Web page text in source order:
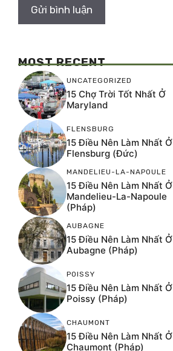
MOST RECENT
UNCATEGORIZED
15 Chợ Trời Tốt Nhất Ở
Maryland
FLENSBURG
15 Điều Nên Làm Nhất Ở
Flensburg (Đức)
MANDELIEU-LA-NAPOULE
15 Điều Nên Làm Nhất Ở
Mandelieu-La-Napoule
(Pháp)
AUBAGNE
15 Điều Nên Làm Nhất Ở
Aubagne (Pháp)
POISSY
15 Điều Nên Làm Nhất Ở
Poissy (Pháp)
CHAUMONT
15 Điều Nên Làm Nhất Ở
Chaumont (Pháp)